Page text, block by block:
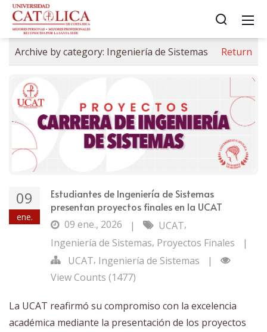
Archive by category: Ingeniería de Sistemas Return
09
ene.
Estudiantes de Ingeniería de Sistemas
presentan proyectos finales en la UCAT
09 ene., 2026
| UCAT,
Ingeniería de Sistemas, Proyectos Finales
|
UCAT, Ingeniería de Sistemas
|
View Counts (1477)
La UCAT reafirmó su compromiso con la excelencia
académica mediante la presentación de los proyectos